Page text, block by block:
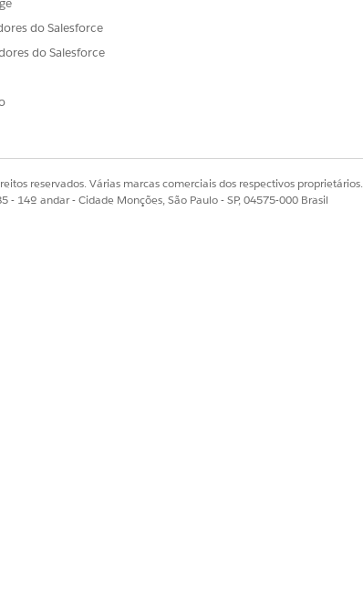
do Salesforce
do Salesforce
reservados. Várias marcas comerciais dos respectivos proprietários.
- 14º andar - Cidade Monções, São Paulo - SP, 04575-000 Brasil